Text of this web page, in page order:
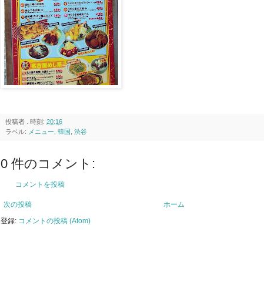
投稿者 時刻: 20:16
ラベル: メニュー 韓国 渋谷
0 件のコメント:
コメントを投稿
次の投稿
ホーム
登録: コメントの投稿 (Atom)